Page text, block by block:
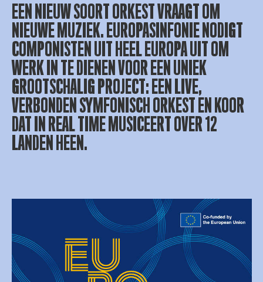
EEN NIEUW SOORT ORKEST VRAAGT OM
NIEUWE MUZIEK. EUROPASINFONIE NODIGT
COMPONISTEN UIT HEEL EUROPA UIT OM
WERK IN TE DIENEN VOOR EEN UNIEK
GROOTSCHALIG PROJECT: EEN LIVE,
VERBONDEN SYMFONISCH ORKEST EN KOOR
DAT IN REAL TIME MUSICEERT OVER 12
LANDEN HEEN.